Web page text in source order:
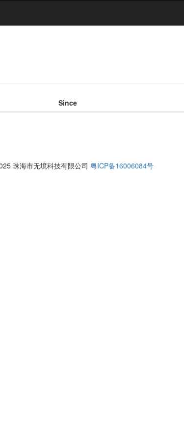
Since
珠海市无境科技有限公司 粤ICP备16006084号